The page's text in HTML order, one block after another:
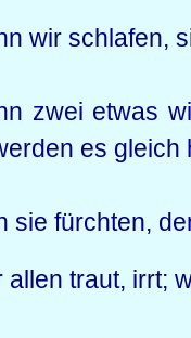
wir schlafen,
zwei etwas
es gleich
sie fürchten,
allen traut, irrt;